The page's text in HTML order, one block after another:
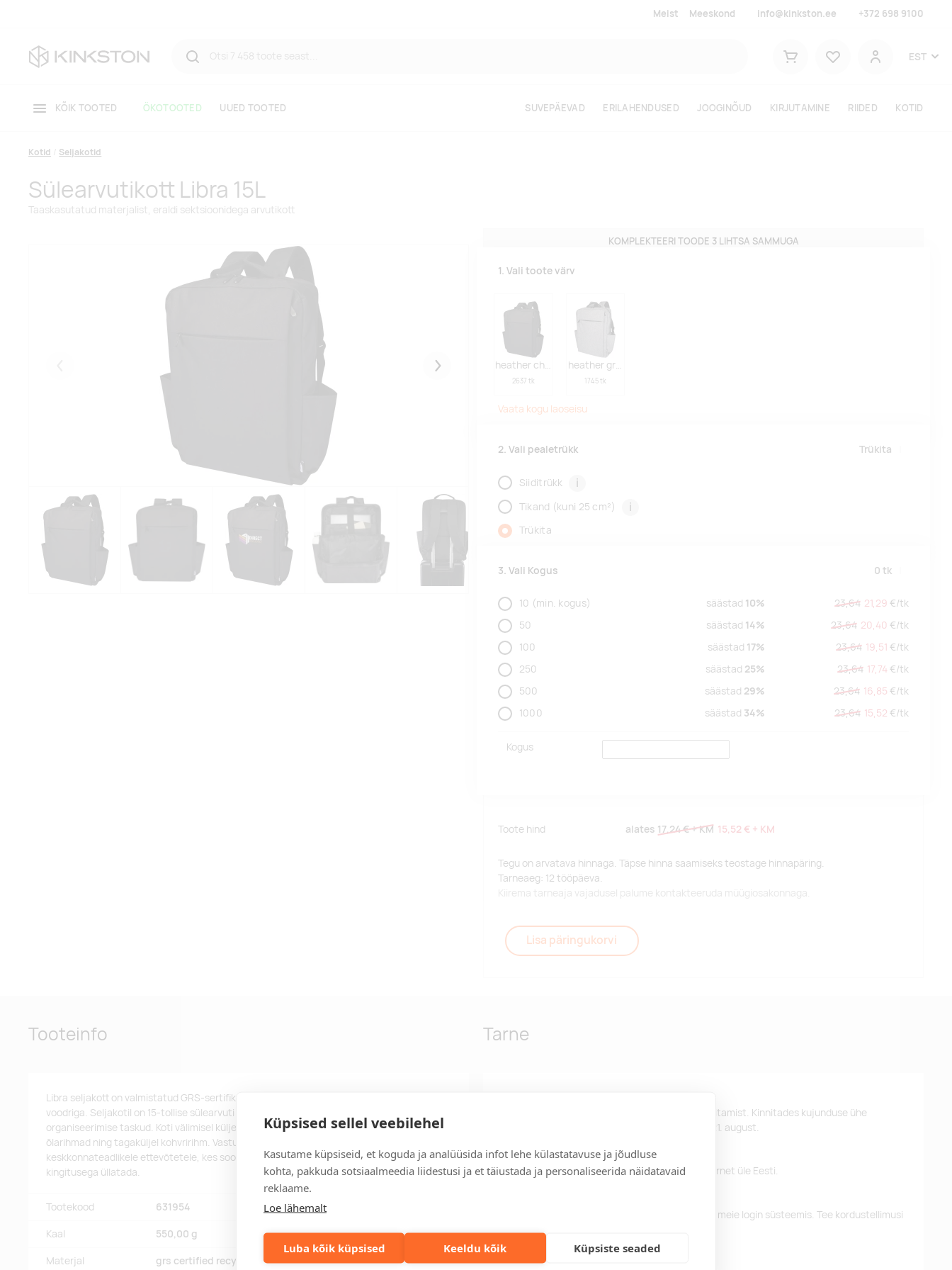
Küpsised sellel veebilehel
Kasutame küpsiseid, et koguda ja analüüsida infot lehe külastatavuse ja jõudluse
kohta, pakkuda sotsiaalmeedia liidestusi ja et täiustada ja personaliseerida näidatavaid
reklaame.
Loe lähemalt
Luba kõik küpsised Keeldu kõik Küpsiste seaded
Meist Meeskond info@kinkston.ee +372 698 9100
Ostukorv
Kasutaja
EST
KÕIK TOOTED ÖKOTOOTED UUED TOOTED SUVEPÄEVAD ERILAHENDUSED JOOGINÕUD KIRJUTAMINE RIIDED KOTID
Kotid Seljakotid
Sülearvutikott Libra 15L
Taaskasutatud materjalist, eraldi sektsioonidega arvutikott
Järgmised
KOMPLEKTEERI TOODE 3 LIHTSA SAMMUGA
1. Vali toote värv
heather charcoal
2637 tk
heather grey
1745 tk
Vaata kogu laoseisu
2. Vali pealetrükk Trükita
Siiditrükk i
Tikand (kuni 25 cm²) i
Trükita
3. Vali Kogus 0 tk
10 (min. kogus) säästad 10% 23,64 21,29 €/tk
50
säästad 14% 23,64 20,40 €/tk
100
säästad 17% 23,64 19,51 €/tk
250
säästad 25% 23,64 17,74 €/tk
500
säästad 29% 23,64 16,85 €/tk
1000
säästad 34% 23,64 15,52 €/tk
Kogus
Toote hind alates 17,24 €+ KM 15,52 € + KM
Tegu on arvatava hinnaga. Täpse hinna saamiseks teostage hinnapäring.
Tarneaeg: 12 tööpäeva.
Kiirema tarneaja vajadusel palume kontakteeruda müügiosakonnaga.
Lisa päringukorvi
Tooteinfo
Libra seljakott on valmistatud GRS-sertifikaadiga taaskasutatud polüestrist ja RPET-
voodriga. Seljakotil on 15-tollise sülearvuti tasku, polsterdatud tahvelarvuti tasku ja lisa
organiseerimise taskud. Koti välimisel küljel on mitu taskut, polsterdatud ja reguleeritavad
õlarihmad ning tagaküljel kohvririhm. Vastupidavus kuni 10 kg. Ideaalne toode
keskkonnateadlikele ettevõtetele, kes soovivad oma töötajaid kvaliteetse ning praktilise
kingitusega üllatada.
Tootekood 631954
Kaal 550,00 g
Materjal grs certified recycled polyester
Tarne
Tarneaeg on 12 tööpäeva pärast kujunduse kinnitamist. Kinnitades kujunduse ühe
tööpäeva jooksul, saate tooted kätte hiljemalt 21. august.
Tarne tingimused
Üle 500 euro tellimuste puhul pakume tasuta tarnet üle Eesti.
Jälgi oma olemasolevaid ning eelnevaid tellimusi meie login süsteemis. Tee kordustellimusi
lihtsalt.
Kiired tellimused